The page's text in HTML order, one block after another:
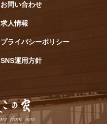
お問い合わせ
求人情報
プライバシーポリシー
SNS運用方針